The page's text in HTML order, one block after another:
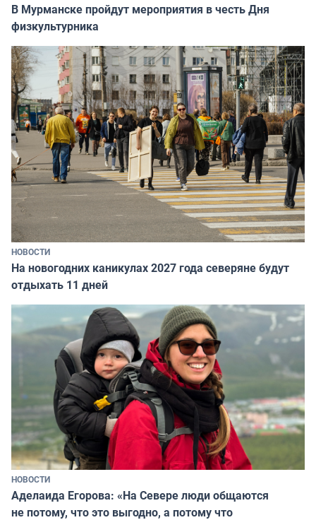
В Мурманске пройдут мероприятия в честь Дня
физкультурника
НОВОСТИ
На новогодних каникулах 2027 года северяне будут
отдыхать 11 дней
НОВОСТИ
Аделаида Егорова: «На Севере люди общаются
не потому, что это выгодно, а потому что